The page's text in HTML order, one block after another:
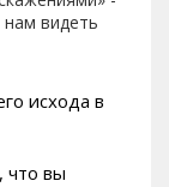
видеть
исхода в
что вы